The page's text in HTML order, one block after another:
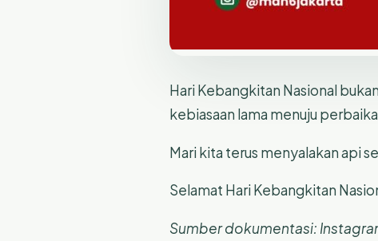
Hari Kebangkitan Nasional
kebiasaan lama menuju
Mari kita terus menyalakan api
Selamat Hari Kebangkitan
Sumber dokumentasi: